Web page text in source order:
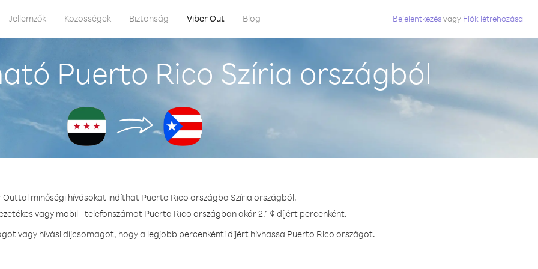
Jellemzők Közösségek Biztonság Viber Out Blog Bejelentkezésvagy Fiók létrehozása
Puerto Rico Szíria országból
Outtal minőségi hívásokat indíthat Puerto Rico országba Szíria országból.
vagy mobil - telefonszámot Puerto Rico országban akár 2.1 ¢ díjért percenként.
vagy hívási díjcsomagot, hogy a legjobb percenkénti díjért hívhassa Puerto Rico országot.